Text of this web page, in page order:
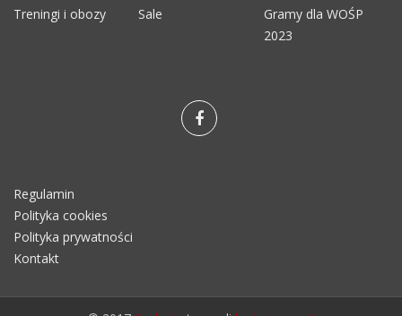
Treningi i obozy
Sale
Gramy dla WOŚP
2023
Regulamin
Polityka cookies
Polityka prywatności
Kontakt